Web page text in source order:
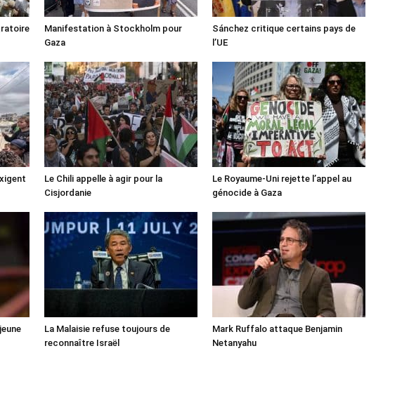
Manifestation à Stockholm pour
Gaza
Sánchez critique certains pays de
l’UE
Le Chili appelle à agir pour la
Cisjordanie
Le Royaume-Uni rejette l’appel au
génocide à Gaza
La Malaisie refuse toujours de
reconnaître Israël
Mark Ruffalo attaque Benjamin
Netanyahu